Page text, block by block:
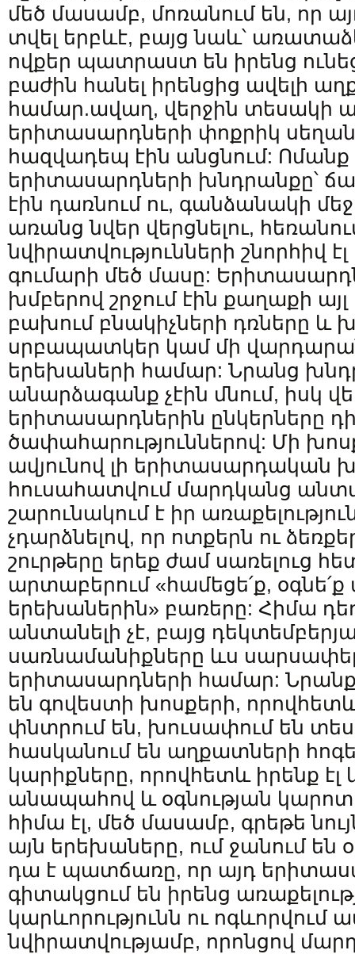
մեծ մասամբ, մոռանում են, որ
տվել երբևէ, բայց նաև՝
ովքեր պատրաստ են իրենց
բաժին հանել իրենցից ավելի
համար.ավաղ, վերջին տեսակի
երիտասարդների փոքրիկ
հազվադեպ էին անցնում: Ոմանք
երիտասարդների խնդրանքը՝
էին դառնում ու, գանձանակի մեջ
առանց նվեր վերցնելու,
նվիրատվությունների շնորհիվ
գումարի մեծ մասը:
խմբերով շրջում էին քաղաքի
բախում բնակիչների դռները և
սրբապատկեր կամ մի
երեխաների համար: Նրանց
անարձագանք չէին մնում, իսկ
երիտասարդներին ընկերները
ծափահարություններով: Մի
ավյունով լի երիտասարդական
հուսահատվում մարդկանց
շարունակում է իր
չդարձնելով, որ ոտքերն ու
շուրթերը երեք ժամ սառելուց
արտաբերում «համեցե՛ք,
երեխաներին» բառերը: Հիմա
անտանելի չէ, բայց
սառնամանիքները ևս
երիտասարդների համար:
են գովեստի խոսքերի,
փնտրում են, խուսափում են
հասկանում են աղքատների
կարիքները, որովհետև իրենք էլ
անապահով և օգնության կարոտ
հիմա էլ, մեծ մասամբ, գրեթե
այն երեխաները, ում ջանում են
դա է պատճառը, որ այդ
գիտակցում են իրենց
կարևորությունն ու ոգևորվում
նվիրատվությամբ, որոնցով